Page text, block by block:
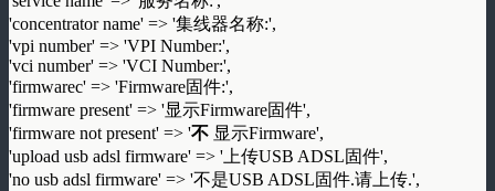
'concentrator name' => '集线器名称:',
'vpi number' => 'VPI Number:',
'vci number' => 'VCI Number:',
'firmwarec' => 'Firmware固件:',
'firmware present' => '显示Firmware固件',
'firmware not present' => '不 显示Firmware',
'upload usb adsl firmware' => '上传USB ADSL固件',
'no usb adsl firmware' => '不是USB ADSL固件.请上传.',